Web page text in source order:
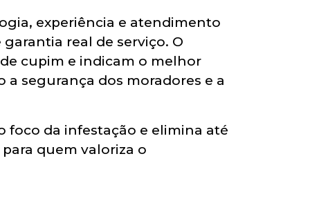
experiência e atendimento
real de serviço. O
cupim e indicam o melhor
segurança dos moradores e a
foco da infestação e elimina até
quem valoriza o